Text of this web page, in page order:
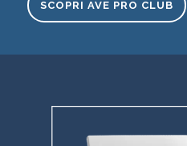
SCOPRI AVE PRO CLUB